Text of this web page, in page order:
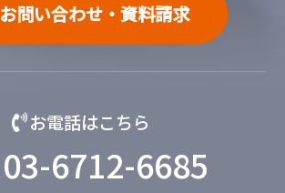
お問い合わせ・資料請求
お電話はこちら
03-6712-6685